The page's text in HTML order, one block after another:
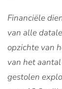
Financiële
van alle
opzichte van
van het
gestolen